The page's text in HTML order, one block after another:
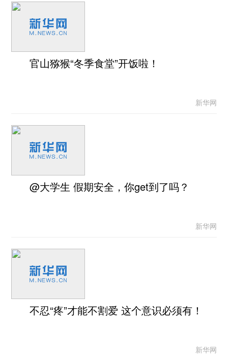
官山猕猴“冬季食堂”开饭啦！
新华网
@大学生 假期安全，你get到了吗？
新华网
不忍“疼”才能不割爱 这个意识必须有！
新华网